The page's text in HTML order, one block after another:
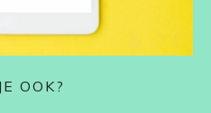
OOK?